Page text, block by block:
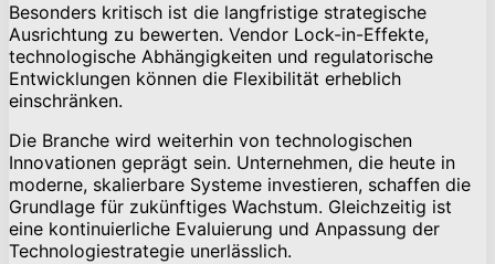
Besonders kritisch ist die langfristige strategische
Ausrichtung zu bewerten. Vendor Lock-in-Effekte,
technologische Abhängigkeiten und regulatorische
Entwicklungen können die Flexibilität erheblich
einschränken.
Die Branche wird weiterhin von technologischen
Innovationen geprägt sein. Unternehmen, die heute in
moderne, skalierbare Systeme investieren, schaffen die
Grundlage für zukünftiges Wachstum. Gleichzeitig ist
eine kontinuierliche Evaluierung und Anpassung der
Technologiestrategie unerlässlich.